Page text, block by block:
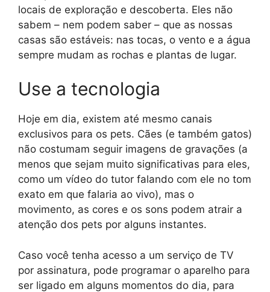
locais de exploração e descoberta. Eles não
sabem – nem podem saber – que as nossas
casas são estáveis: nas tocas, o vento e a água
sempre mudam as rochas e plantas de lugar.
Use a tecnologia
Hoje em dia, existem até mesmo canais
exclusivos para os pets. Cães (e também gatos)
não costumam seguir imagens de gravações (a
menos que sejam muito significativas para eles,
como um vídeo do tutor falando com ele no tom
exato em que falaria ao vivo), mas o
movimento, as cores e os sons podem atrair a
atenção dos pets por alguns instantes.
Caso você tenha acesso a um serviço de TV
por assinatura, pode programar o aparelho para
ser ligado em alguns momentos do dia, para